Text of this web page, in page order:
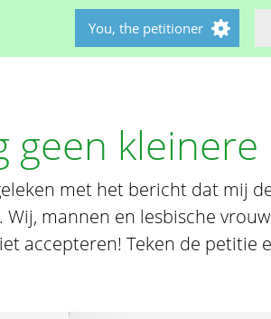
You, the petitioner
geen
met het bericht dat mij
mannen en lesbische
accepteren! Teken de petitie